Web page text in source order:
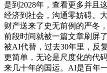
是到2028年，查看更多并且
经济到社会，沟通零妨碍。
财产送来了史无前例的严冬
前段时间就被一篇文章刷屏
被AI代替，过去30年里，反
更简单，无论是尺度化的代
来几十年的国运。AI是百年